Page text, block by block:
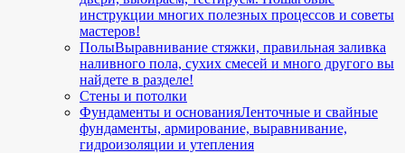
инструкции многих полезных процессов и советы
мастеров!
ПолыВыравнивание стяжки, правильная заливка
наливного пола, сухих смесей и много другого вы
найдете в разделе!
Стены и потолки
Фундаменты и основанияЛенточные и свайные
фундаменты, армирование, выравнивание,
гидроизоляции и утепления